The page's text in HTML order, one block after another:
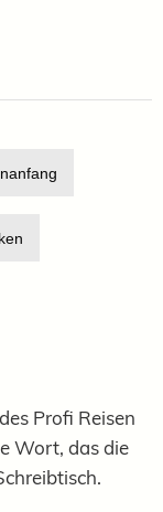
Profi Reisen
Wort, das die